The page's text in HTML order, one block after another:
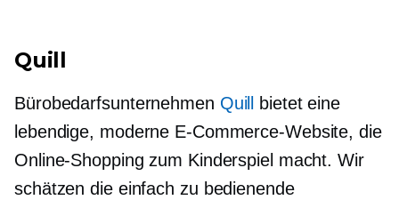
Quill
Bürobedarfsunternehmen Quill
bietet eine
lebendige, moderne E-Commerce-Website, die
Online-Shopping zum Kinderspiel macht. Wir
schätzen die einfach zu bedienende